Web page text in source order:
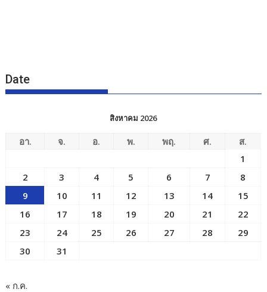
Date
สิงหาคม 2026
อา. จ. อ. พ. พฤ. ศ.
ส.
1
2
3 4 5 6 7
8
9
10 11 12 13 14
15
16
17 18 19 20 21
22
23
24 25 26 27 28
29
30
31
« ก.ค.